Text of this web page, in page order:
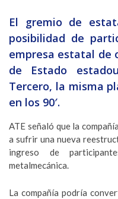
El gremio de
posibilidad de
empresa estatal de
de Estado
Tercero, la misma
en los 90′.
ATE señaló que la
a sufrir una nueva
ingreso de
metalmecánica.
La compañía podría